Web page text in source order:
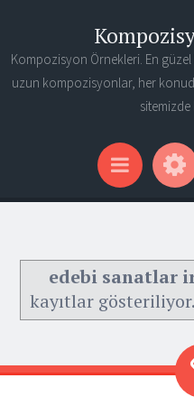
Kompozisyon Örnekleri. En
uzun kompozisyonlar, her
Menu
edebi sanatlar
kayıtlar gösteriliyor.